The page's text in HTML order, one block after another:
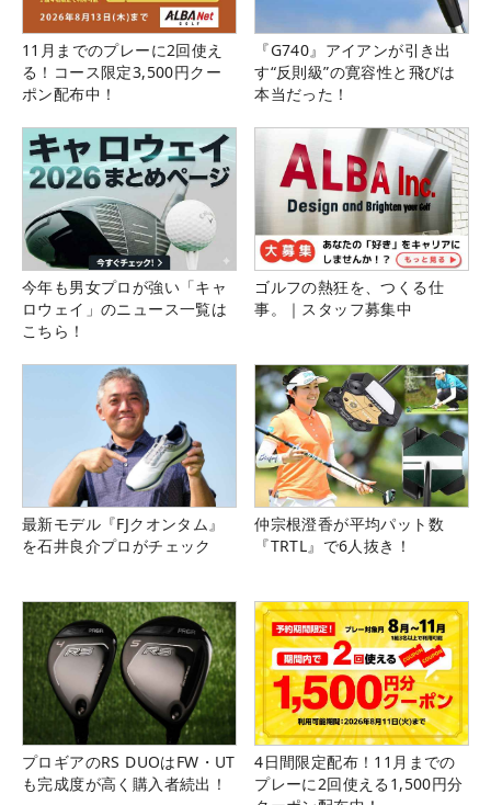
11月までのプレーに2回使え
る！コース限定3,500円クー
ポン配布中！
『G740』アイアンが引き出
す“反則級”の寛容性と飛びは
本当だった！
今年も男女プロが強い「キャ
ロウェイ」のニュース一覧は
こちら！
ゴルフの熱狂を、つくる仕
事。｜スタッフ募集中
最新モデル『FJクオンタム』
を石井良介プロがチェック
仲宗根澄香が平均パット数
『TRTL』で6人抜き！
プロギアのRS DUOはFW・UT
も完成度が高く購入者続出！
4日間限定配布！11月までの
プレーに2回使える1,500円分